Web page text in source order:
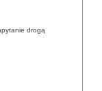
drogą